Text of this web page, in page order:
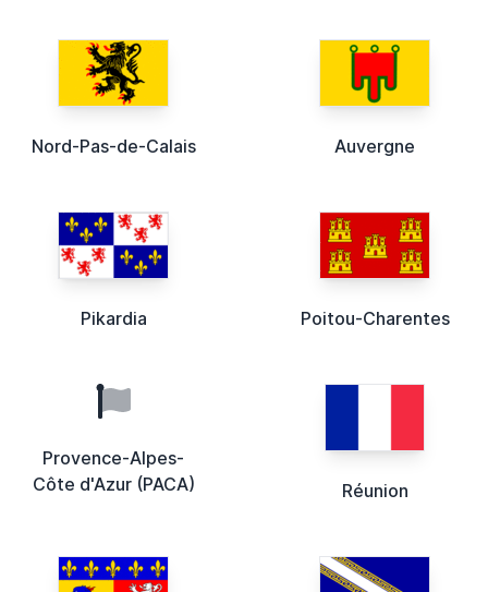
Nord-Pas-de-Calais Auvergne
Pikardia Poitou-Charentes
Provence-Alpes-
Côte d'Azur (PACA)
Réunion